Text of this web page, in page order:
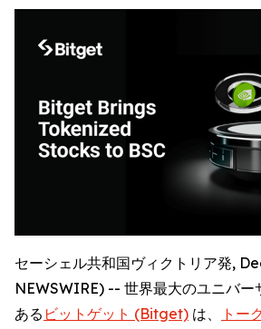
セーシェル共和国ヴィクトリア発,
NEWSWIRE) -- 世界最大のユニバー
ある ビットゲット (Bitget) は、
トー